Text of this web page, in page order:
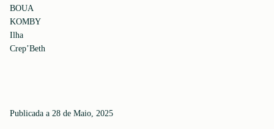
BOUA
KOMBY
Ilha
Crep’Beth
Publicada a 28 de Maio, 2025